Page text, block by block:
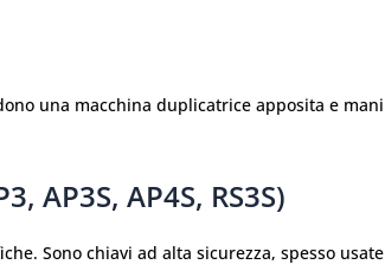
una macchina duplicatrice apposita e mani
AP3S, AP4S, RS3S)
Sono chiavi ad alta sicurezza, spesso usate